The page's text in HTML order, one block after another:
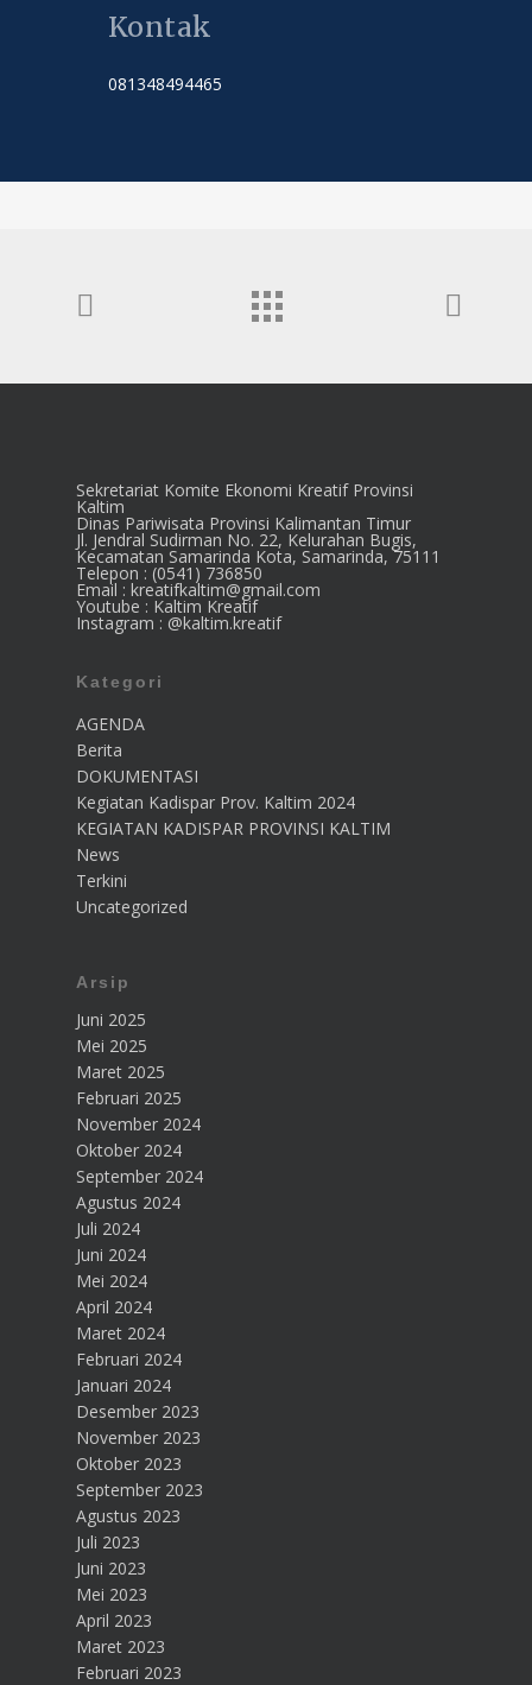
Kontak
081348494465
Sekretariat Komite Ekonomi Kreatif Provinsi
Kaltim
Dinas Pariwisata Provinsi Kalimantan Timur
Jl. Jendral Sudirman No. 22, Kelurahan Bugis,
Kecamatan Samarinda Kota, Samarinda, 75111
Telepon : (0541) 736850
Email : kreatifkaltim@gmail.com
Youtube : Kaltim Kreatif
Instagram : @kaltim.kreatif
Kategori
AGENDA
Berita
DOKUMENTASI
Kegiatan Kadispar Prov. Kaltim 2024
KEGIATAN KADISPAR PROVINSI KALTIM
News
Terkini
Uncategorized
Arsip
Juni 2025
Mei 2025
Maret 2025
Februari 2025
November 2024
Oktober 2024
September 2024
Agustus 2024
Juli 2024
Juni 2024
Mei 2024
April 2024
Maret 2024
Februari 2024
Januari 2024
Desember 2023
November 2023
Oktober 2023
September 2023
Agustus 2023
Juli 2023
Juni 2023
Mei 2023
April 2023
Maret 2023
Februari 2023